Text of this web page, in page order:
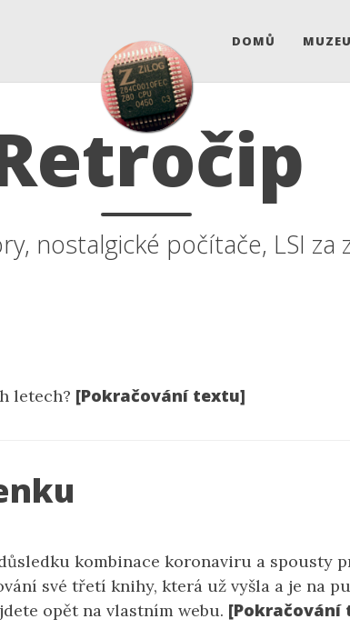
DOMŮ
nostalgické počítače, LSI za
letech? [Pokračování textu]
kombinace koronaviru a spousty
své třetí knihy, která už vyšla a je na
opět na vlastním webu. [Pokračování